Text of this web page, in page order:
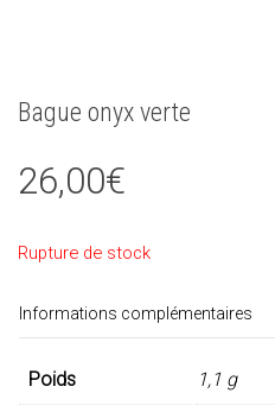
Bague onyx verte
26,00€
Rupture de stock
Informations complémentaires
Poids 1,1 g